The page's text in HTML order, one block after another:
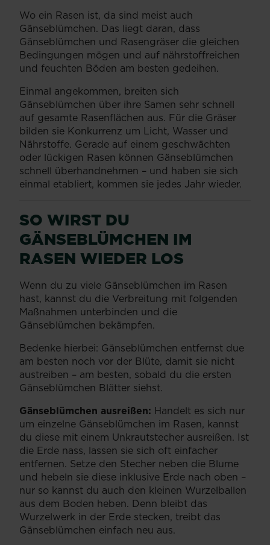
Wo ein Rasen ist, da sind meist auch
Gänseblümchen. Das liegt daran, dass
Gänseblümchen und Rasengräser die gleichen
Bedingungen mögen und auf nährstoffreichen
und feuchten Böden am besten gedeihen.
Einmal angekommen, breiten sich
Gänseblümchen über ihre Samen sehr schnell
auf gesamte Rasenflächen aus. Für die Gräser
bilden sie Konkurrenz um Licht, Wasser und
Nährstoffe. Gerade auf einem geschwächten
oder lückigen Rasen können Gänseblümchen
schnell überhandnehmen – und haben sie sich
einmal etabliert, kommen sie jedes Jahr wieder.
SO WIRST DU
GÄNSEBLÜMCHEN IM
RASEN WIEDER LOS
Wenn du zu viele Gänseblümchen im Rasen
hast, kannst du die Verbreitung mit folgenden
Maßnahmen unterbinden und die
Gänseblümchen bekämpfen.
Bedenke hierbei: Gänseblümchen entfernst due
am besten noch vor der Blüte, damit sie nicht
austreiben – am besten, sobald du die ersten
Gänseblümchen Blätter siehst.
Gänseblümchen ausreißen: Handelt es sich nur
um einzelne Gänseblümchen im Rasen, kannst
du diese mit einem Unkrautstecher ausreißen. Ist
die Erde nass, lassen sie sich oft einfacher
entfernen. Setze den Stecher neben die Blume
und hebeln sie diese inklusive Erde nach oben –
nur so kannst du auch den kleinen Wurzelballen
aus dem Boden heben. Denn bleibt das
Wurzelwerk in der Erde stecken, treibt das
Gänseblümchen einfach neu aus.